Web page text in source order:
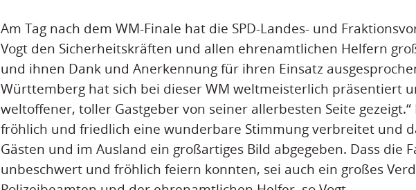
Am Tag nach dem WM-Finale hat die SPD-Landes- und
Vogt den Sicherheitskräften und allen ehrenamtlichen Helfern
und ihnen Dank und Anerkennung für ihren Einsatz
Württemberg hat sich bei dieser WM weltmeisterlich präsentiert
weltoffener, toller Gastgeber von seiner allerbesten Seite gezeigt.“
fröhlich und friedlich eine wunderbare Stimmung verbreitet und
Gästen und im Ausland ein großartiges Bild abgegeben. Dass die
unbeschwert und fröhlich feiern konnten, sei auch ein großes